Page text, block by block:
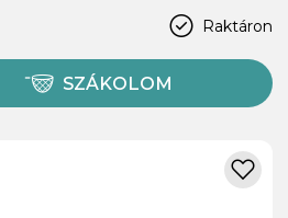
Raktáron
SZÁKOLOM